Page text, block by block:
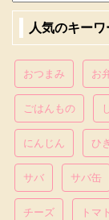
人気のキーワ
おつまみ お
ごはんもの
にんじん ひ
サバ サバ缶
チーズ トマト